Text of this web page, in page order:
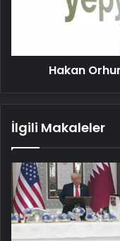
Hakan
İlgili Makaleler